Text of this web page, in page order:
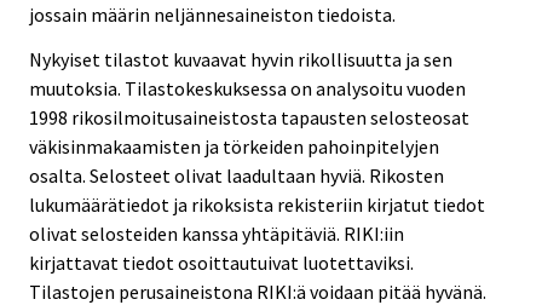
jossain määrin neljännesaineiston tiedoista.
Nykyiset tilastot kuvaavat hyvin rikollisuutta ja sen
muutoksia. Tilastokeskuksessa on analysoitu vuoden
1998 rikosilmoitusaineistosta tapausten selosteosat
väkisinmakaamisten ja törkeiden pahoinpitelyjen
osalta. Selosteet olivat laadultaan hyviä. Rikosten
lukumäärätiedot ja rikoksista rekisteriin kirjatut tiedot
olivat selosteiden kanssa yhtäpitäviä. RIKI:iin
kirjattavat tiedot osoittautuivat luotettaviksi.
Tilastojen perusaineistona RIKI:ä voidaan pitää hyvänä.